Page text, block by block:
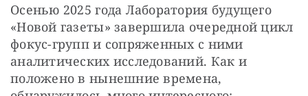
Осенью 2025 года Лаборатория будущего
«Новой газеты» завершила очередной цикл
фокус-групп и сопряженных с ними
аналитических исследований. Как и
положено в нынешние времена,